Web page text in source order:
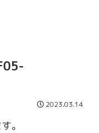
2023.03.14
。